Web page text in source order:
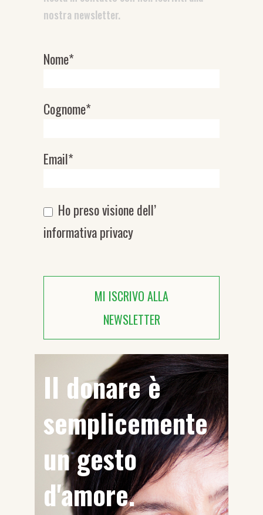
nostra newsletter.
Newsletter
Nome*
Cognome*
Email*
Ho preso visione dell’
informativa privacy
MI ISCRIVO ALLA
NEWSLETTER
Il donare è
semplicemente
un gesto
d'amore.